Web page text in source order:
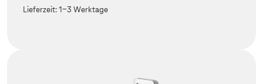
Lieferzeit:1-3 Werktage